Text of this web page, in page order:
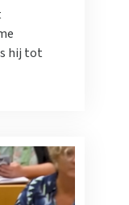
hij tot